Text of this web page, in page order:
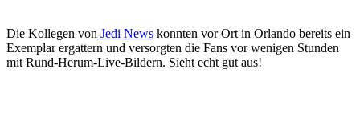
Die Kollegen von Jedi News konnten vor Ort in Orlando bereits ein
Exemplar ergattern und versorgten die Fans vor wenigen Stunden
mit Rund-Herum-Live-Bildern. Sieht echt gut aus!